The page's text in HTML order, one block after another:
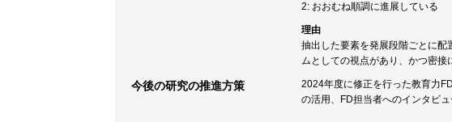
2: おおむね順調に進展している
理由
抽出した要素を発展段階ごとに
ムとしての視点があり、かつ密接
今後の研究の推進方策
2024年度に修正を行った教育力
の活用、FD担当者へのインタビ